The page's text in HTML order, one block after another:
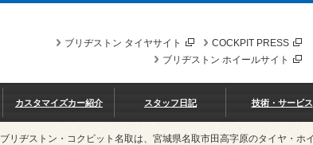
COCKPIT PRESS
ブリヂストン タイヤサイト
ブリヂストン ホイールサイト
カスタマイズカー紹介 スタッフ日記 技術・サービス
ブリヂストン・コクピット名取は、宮城県名取市田高字原のタイヤ・ホ